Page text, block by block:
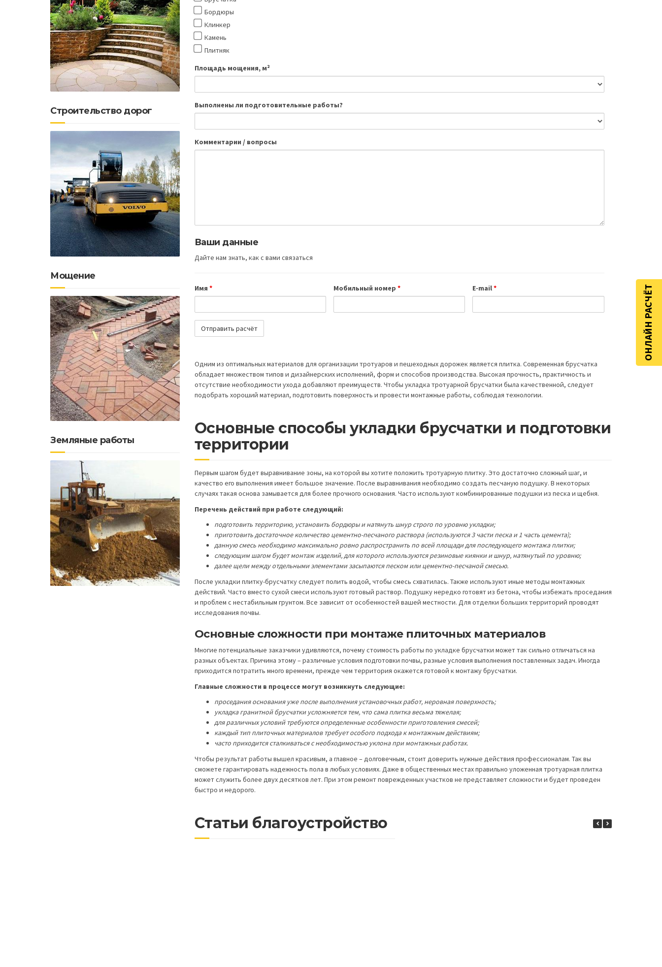
Бордюры
Клинкер
Камень
Плитняк
Площадь мощения, м²
Выполнены ли подготовительные работы?
Комментарии / вопросы
Ваши данные
Дайте нам знать, как с вами связаться
Имя * Мобильный номер * E-mail*
Одним из оптимальных материалов для организации тротуаров и пешеходных дорожек является плитка. Современная брусчатка
обладает множеством типов и дизайнерских исполнений, форм и способов производства. Высокая прочность, практичность и
отсутствие необходимости ухода добавляют преимуществ. Чтобы укладка тротуарной брусчатки была качественной, следует
подобрать хороший материал, подготовить поверхность и провести монтажные работы, соблюдая технологии.
Основные способы укладки брусчатки и подготовки
территории
Первым шагом будет выравнивание зоны, на которой вы хотите положить тротуарную плитку. Это достаточно сложный шаг, и
качество его выполнения имеет большое значение. После выравнивания необходимо создать песчаную подушку. В некоторых
случаях такая основа замывается для более прочного основания. Часто используют комбинированные подушки из песка и щебня.
Перечень действий при работе следующий:
подготовить территорию, установить бордюры и натянуть шнур строго по уровню укладки;
приготовить достаточное количество цементно-песчаного раствора (используются 3 части песка и 1 часть цемента);
данную смесь необходимо максимально ровно распространить по всей площади для последующего монтажа плитки;
следующим шагом будет монтаж изделий, для которого используются резиновые киянки и шнур, натянутый по уровню;
далее щели между отдельными элементами засыпаются песком или цементно-песчаной смесью.
После укладки плитку-брусчатку следует полить водой, чтобы смесь схватилась. Также используют иные методы монтажных
действий. Часто вместо сухой смеси используют готовый раствор. Подушку нередко готовят из бетона, чтобы избежать проседания
и проблем с нестабильным грунтом. Все зависит от особенностей вашей местности. Для отделки больших территорий проводят
исследования почвы.
Основные сложности при монтаже плиточных материалов
Многие потенциальные заказчики удивляются, почему стоимость работы по укладке брусчатки может так сильно отличаться на
разных объектах. Причина этому – различные условия подготовки почвы, разные условия выполнения поставленных задач. Иногда
приходится потратить много времени, прежде чем территория окажется готовой к монтажу брусчатки.
Главные сложности в процессе могут возникнуть следующие:
проседания основания уже после выполнения установочных работ, неровная поверхность;
укладка гранитной брусчатки усложняется тем, что сама плитка весьма тяжелая;
для различных условий требуются определенные особенности приготовления смесей;
каждый тип плиточных материалов требует особого подхода к монтажным действиям;
часто приходится сталкиваться с необходимостью уклона при монтажных работах.
Чтобы результат работы вышел красивым, а главное – долговечным, стоит доверить нужные действия профессионалам. Так вы
сможете гарантировать надежность пола в любых условиях. Даже в общественных местах правильно уложенная тротуарная плитка
может служить более двух десятков лет. При этом ремонт поврежденных участков не представляет сложности и будет проведен
быстро и недорого.
Статьи благоустройство
Строительство дорог
Мощение
Земляные работы
ОНЛАЙН РАСЧЁТ